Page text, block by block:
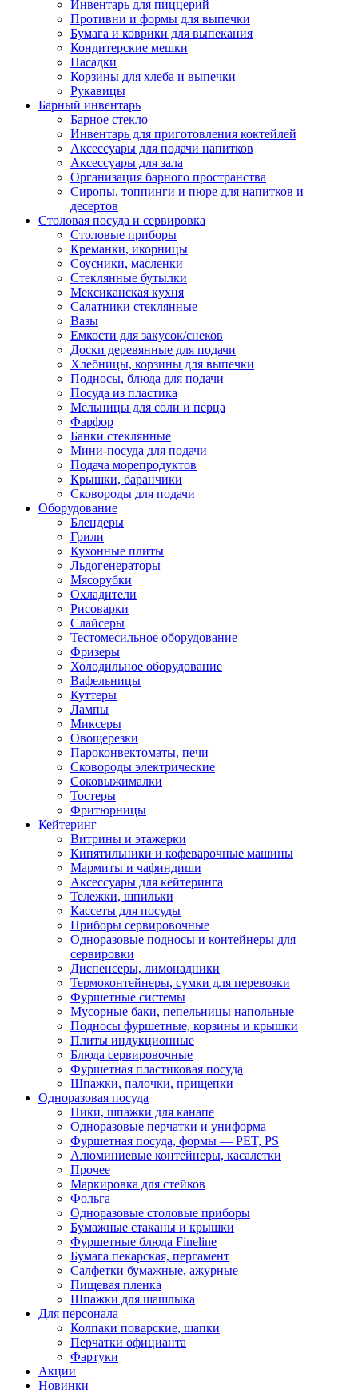
Инвентарь для пиццерий
Противни и формы для выпечки
Бумага и коврики для выпекания
Кондитерские мешки
Насадки
Корзины для хлеба и выпечки
Рукавицы
Барный инвентарь
Барное стекло
Инвентарь для приготовления коктейлей
Аксессуары для подачи напитков
Аксессуары для зала
Организация барного пространства
Сиропы, топпинги и пюре для напитков и
десертов
Столовая посуда и сервировка
Столовые приборы
Креманки, икорницы
Соусники, масленки
Стеклянные бутылки
Мексиканская кухня
Салатники стеклянные
Вазы
Емкости для закусок/снеков
Доски деревянные для подачи
Хлебницы, корзины для выпечки
Подносы, блюда для подачи
Посуда из пластика
Мельницы для соли и перца
Фарфор
Банки стеклянные
Мини-посуда для подачи
Подача морепродуктов
Крышки, баранчики
Сковороды для подачи
Оборудование
Блендеры
Грили
Кухонные плиты
Льдогенераторы
Мясорубки
Охладители
Рисоварки
Слайсеры
Тестомесильное оборудование
Фризеры
Холодильное оборудование
Вафельницы
Куттеры
Лампы
Миксеры
Овощерезки
Пароконвектоматы, печи
Сковороды электрические
Соковыжималки
Тостеры
Фритюрницы
Кейтеринг
Витрины и этажерки
Кипятильники и кофеварочные машины
Мармиты и чафиндиши
Аксессуары для кейтеринга
Тележки, шпильки
Кассеты для посуды
Приборы сервировочные
Одноразовые подносы и контейнеры для
сервировки
Диспенсеры, лимонадники
Термоконтейнеры, сумки для перевозки
Фуршетные системы
Мусорные баки, пепельницы напольные
Подносы фуршетные, корзины и крышки
Плиты индукционные
Блюда сервировочные
Фуршетная пластиковая посуда
Шпажки, палочки, прищепки
Одноразовая посуда
Пики, шпажки для канапе
Одноразовые перчатки и униформа
Фуршетная посуда, формы — PET, PS
Алюминиевые контейнеры, касалетки
Прочее
Маркировка для стейков
Фольга
Одноразовые столовые приборы
Бумажные стаканы и крышки
Фуршетные блюда Fineline
Бумага пекарская, пергамент
Салфетки бумажные, ажурные
Пищевая пленка
Шпажки для шашлыка
Для персонала
Колпаки поварские, шапки
Перчатки официанта
Фартуки
Акции
Новинки